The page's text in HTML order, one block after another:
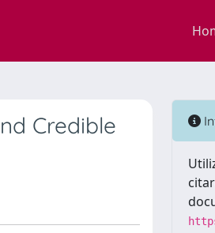
Credible